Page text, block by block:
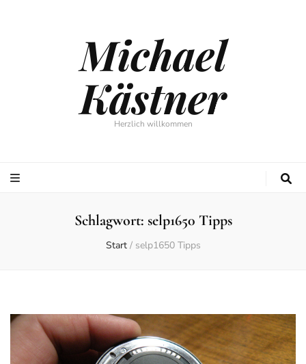
Michael
Kästner
Herzlich willkommen
Schlagwort: selp1650 Tipps
Start / selp1650 Tipps